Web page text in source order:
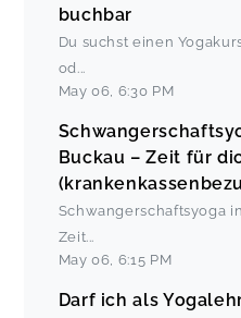
buchbar
Du suchst einen
od ...
May 06 6:30 PM
Buckau – Zeit für
Schwangerschaftsyoga
Zeit...
May 06 6:15 PM
Darf ich als